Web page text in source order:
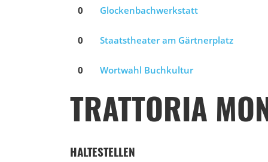
0 Glockenbachwerkstatt
0 Staatstheater am Gärtnerplatz
0 Wortwahl Buchkultur
TRATTORIA
HALTESTELLEN